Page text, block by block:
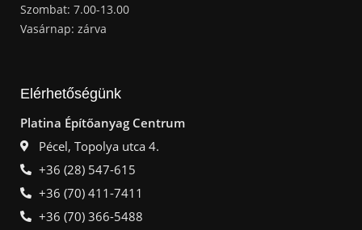
Szombat: 7.00-13.00
Vasárnap: zárva
Elérhetőségünk
Platina Építőanyag Centrum
Pécel, Topolya utca 4.
+36 (28) 547-615
+36 (70) 411-7411
+36 (70) 366-5488